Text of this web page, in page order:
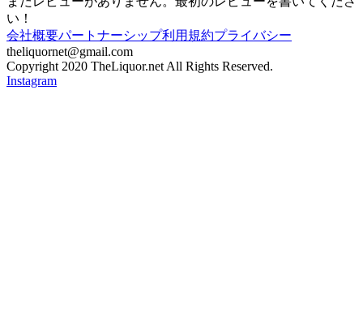
い！
会社概要パートナーシップ利用規約プライバシー
theliquornet@gmail.com
Copyright 2020 TheLiquor.net All Rights Reserved.
Instagram